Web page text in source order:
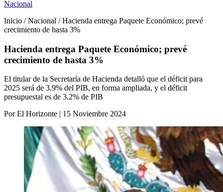
Nacional
Inicio / Nacional / Hacienda entrega Paquete Económico; prevé
crecimiento de hasta 3%
Hacienda entrega Paquete Económico; prevé
crecimiento de hasta 3%
El titular de la Secretaría de Hacienda detalló que el déficit para
2025 será de 3.9% del PIB, en forma ampliada, y el déficit
presupuestal es de 3.2% de PIB
Por El Horizonte | 15 Noviembre 2024